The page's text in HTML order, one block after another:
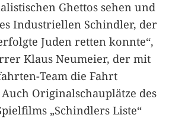
Ghettos sehen und
Industriellen Schindler, der
Juden retten konnte“,
Klaus Neumeier, der mit
Team die Fahrt
Originalschauplätze des
„Schindlers Liste“